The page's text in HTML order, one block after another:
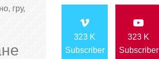
гру,
323 K
Subscriber
323 K
Subscriber